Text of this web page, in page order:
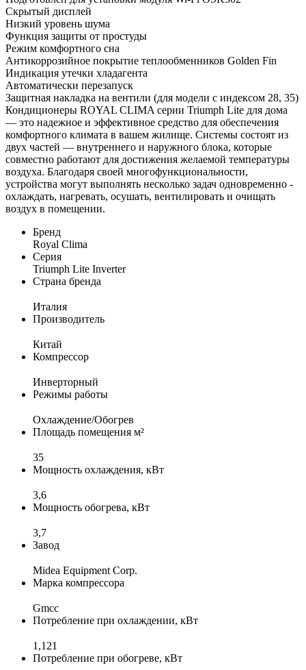
Скрытый дисплей
Низкий уровень шума
Функция защиты от простуды
Режим комфортного сна
Антикоррозийное покрытие теплообменников Golden Fin
Индикация утечки хладагента
Автоматически перезапуск
Защитная накладка на вентили (для модели с индексом 28, 35)
Кондиционеры ROYAL CLIMA серии Triumph Lite для дома
— это надежное и эффективное средство для обеспечения
комфортного климата в вашем жилище. Системы состоят из
двух частей — внутреннего и наружного блока, которые
совместно работают для достижения желаемой температуры
воздуха. Благодаря своей многофункциональности,
устройства могут выполнять несколько задач одновременно -
охлаждать, нагревать, осушать, вентилировать и очищать
воздух в помещении.
Бренд
Royal Clima
Серия
Triumph Lite Inverter
Страна бренда
Италия
Производитель
Китай
Компрессор
Инверторный
Режимы работы
Охлаждение/Обогрев
Площадь помещения м²
35
Мощность охлаждения, кВт
3,6
Мощность обогрева, кВт
3,7
Завод
Midea Equipment Corp.
Марка компрессора
Gmcc
Потребление при охлаждении, кВт
1,121
Потребление при обогреве, кВт